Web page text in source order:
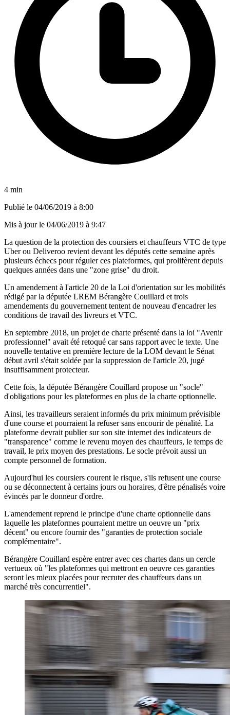
4 min
Publié le 04/06/2019 à 8:00
Mis à jour le 04/06/2019 à 9:47
La question de la protection des coursiers et chauffeurs VTC de type
Uber ou Deliveroo revient devant les députés cette semaine après
plusieurs échecs pour réguler ces plateformes, qui prolifèrent depuis
quelques années dans une "zone grise" du droit.
Un amendement à l'article 20 de la Loi d'orientation sur les mobilités
rédigé par la députée LREM Bérangère Couillard et trois
amendements du gouvernement tentent de nouveau d'encadrer les
conditions de travail des livreurs et VTC.
En septembre 2018, un projet de charte présenté dans la loi "Avenir
professionnel" avait été retoqué car sans rapport avec le texte. Une
nouvelle tentative en première lecture de la LOM devant le Sénat
début avril s'était soldée par la suppression de l'article 20, jugé
insuffisamment protecteur.
Cette fois, la députée Bérangère Couillard propose un "socle"
d'obligations pour les plateformes en plus de la charte optionnelle.
Ainsi, les travailleurs seraient informés du prix minimum prévisible
d'une course et pourraient la refuser sans encourir de pénalité. La
plateforme devrait publier sur son site internet des indicateurs de
"transparence" comme le revenu moyen des chauffeurs, le temps de
travail, le prix moyen des prestations. Le socle prévoit aussi un
compte personnel de formation.
Aujourd'hui les coursiers courent le risque, s'ils refusent une course
ou se déconnectent à certains jours ou horaires, d'être pénalisés voire
évincés par le donneur d'ordre.
L'amendement reprend le principe d'une charte optionnelle dans
laquelle les plateformes pourraient mettre un oeuvre un "prix
décent" ou encore fournir des "garanties de protection sociale
complémentaire".
Bérangère Couillard espère entrer avec ces chartes dans un cercle
vertueux où "les plateformes qui mettront en oeuvre ces garanties
seront les mieux placées pour recruter des chauffeurs dans un
marché très concurrentiel".